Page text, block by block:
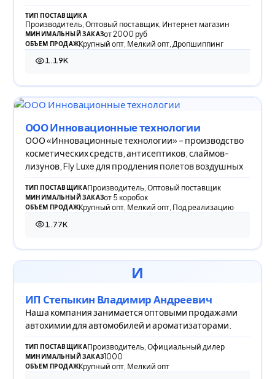
ТИП ПОСТАВЩИКА
Производитель, Оптовый поставщик, Интернет магазин
МИНИМАЛЬНЫЙ ЗАКАЗот 2000 руб
ОБЪЕМ ПРОДАЖКрупный опт, Мелкий опт, Дропшиппинг
1.19K
1 190 просмотров
ООО Инновационные технологии
ООО «Инновационные технологии» – производство
косметических средств, антисептиков, слаймов-
лизунов, Fly Luxe для продления полетов воздушных
ТИП ПОСТАВЩИКАПроизводитель, Оптовый поставщик
МИНИМАЛЬНЫЙ ЗАКАЗот 5 коробок
ОБЪЕМ ПРОДАЖКрупный опт, Мелкий опт, Под реализацию
1.77K
1 768 просмотров
И
ИП Степыкин Владимир Андреевич
Наша компания занимается оптовыми продажами
автохимии для автомобилей и ароматизаторами.
ТИП ПОСТАВЩИКАПроизводитель, Официальный дилер
МИНИМАЛЬНЫЙ ЗАКАЗ1000
ОБЪЕМ ПРОДАЖКрупный опт, Мелкий опт